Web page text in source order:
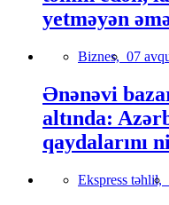
yetməyən
Biznes, 07
Ənənəvi
altında:
qaydalarını
Ekspress təhlil,